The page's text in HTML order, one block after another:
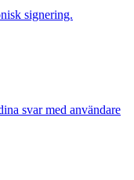
signering.
svar med användare